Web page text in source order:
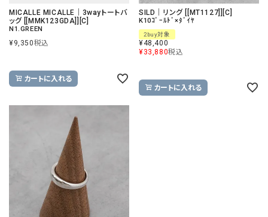
MICALLE MICALLE｜3wayトートバ
ッグ [[MMK123GDA]][C]
N1.GREEN
¥9,350税込
カートに入れる
SILD｜リング [[MT1127]][C]
K10ｺﾞｰﾙﾄﾞ×ﾀﾞｲﾔ
2buy対象
¥48,400
¥33,880税込
カートに入れる